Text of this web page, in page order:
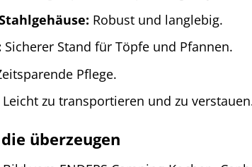
Robust und langlebig.
Sicherer Stand für Töpfe und Pfannen.
Pflege.
Leicht zu transportieren und zu
überzeugen